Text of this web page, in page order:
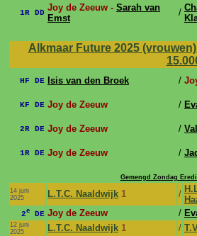
1R DD Joy de Zeeuw - Sarah van
Emst
/
Alkmaar Future 2025
HF DE Isis van den Broek /
KF DE Joy de Zeeuw /
2R DE Joy de Zeeuw /
1R DE Joy de Zeeuw /
Gemengd Zondag
14 juni
2025
L.T.C. Naaldwijk 1 /
2e DE Joy de Zeeuw /
12 juni
2025
L.T.C. Naaldwijk 1 /